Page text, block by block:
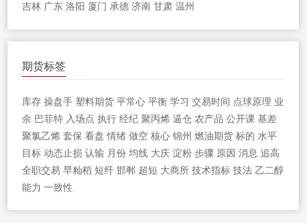
吉林 广东 洛阳 厦门 承德 济南 甘肃 温州
期货标签
库存 操盘手 塑料期货 平常心 平衡 学习 交易时间 点球原理 业
余 巴菲特 入场点 执行 经纪 聚丙烯 逼仓 农产品 公开课 基差
聚氯乙烯 套保 看盘 情绪 做空 核心 锦州 燃油期货 标的 水平
目标 动态止损 认输 月份 均线 大庆 淀粉 步骤 原因 消息 追高
全职交易 早籼稻 短纤 邯郸 超短 大商所 技术指标 技法 乙二醇
能力 一致性